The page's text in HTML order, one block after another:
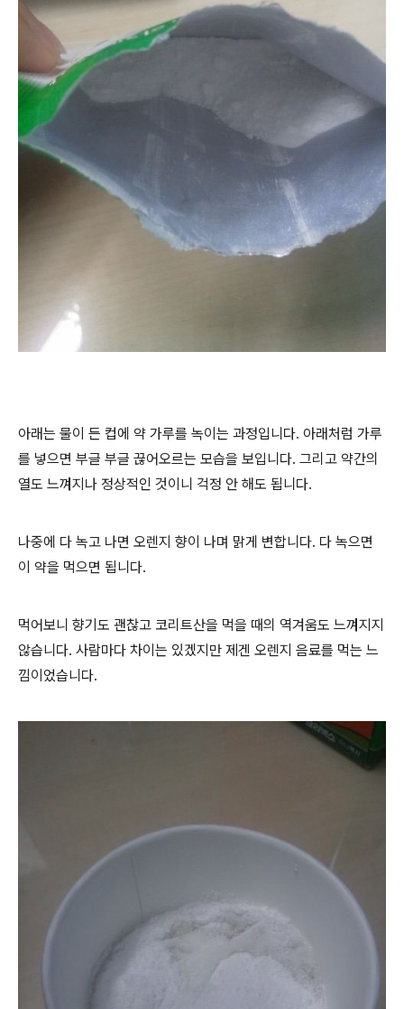
아래는 물이 든 컵에 약 가루를 녹이는 과정입니다. 아래처럼 가루
를 넣으면 부글 부글 끊어오르는 모습을 보입니다. 그리고 약간의
열도 느껴지나 정상적인 것이니 걱정 안 해도 됩니다.
나중에 다 녹고 나면 오렌지 향이 나며 맑게 변합니다. 다 녹으면
이 약을 먹으면 됩니다.
먹어보니 향기도 괜찮고 코리트산을 먹을 때의 역겨움도 느껴지지
않습니다. 사람마다 차이는 있겠지만 제겐 오렌지 음료를 먹는 느
낌이었습니다.